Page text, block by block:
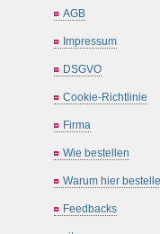
AGB
Impressum
DSGVO
Cookie-Richtlinie
Firma
Wie bestellen
Warum hier
Feedbacks